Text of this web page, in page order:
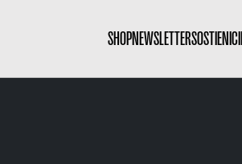
SHOPNEWSLETTERSOSTIENICI